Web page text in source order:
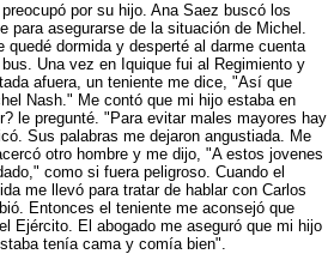
por su hijo. Ana Saez buscó los
para asegurarse de la situación de Michel.
quedé dormida y desperté al darme cuenta
Una vez en Iquique fui al Regimiento y
afuera, un teniente me dice, "Así que
Nash." Me contó que mi hijo estaba en
le pregunté. "Para evitar males mayores hay
Sus palabras me dejaron angustiada. Me
otro hombre y me dijo, "A estos jovenes
como si fuera peligroso. Cuando el
me llevó para tratar de hablar con Carlos
Entonces el teniente me aconsejó que
Ejército. El abogado me aseguró que mi hijo
tenía cama y comía bien".